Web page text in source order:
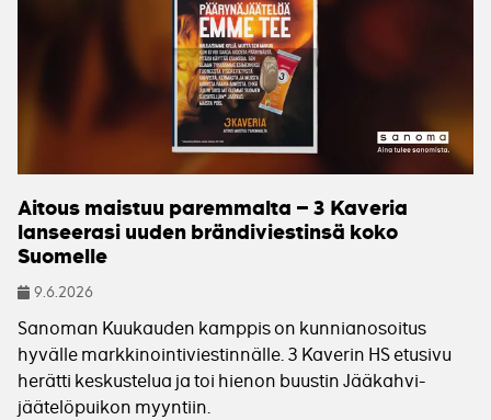
Aitous maistuu paremmalta – 3 Kaveria
lanseerasi uuden brändiviestinsä koko
Suomelle
Julkaistu
9.6.2026
Sanoman Kuukauden kamppis on kunnianosoitus
hyvälle markkinointiviestinnälle. 3 Kaverin HS etusivu
herätti keskustelua ja toi hienon buustin Jääkahvi-
jäätelöpuikon myyntiin.